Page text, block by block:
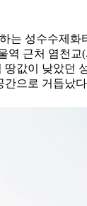
성수수제
근처 염천
값이 낮았
간으로 거듭났